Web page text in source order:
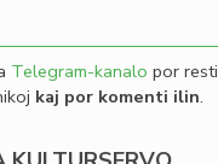
Telegram-kanalo por
kaj por komenti ilin.